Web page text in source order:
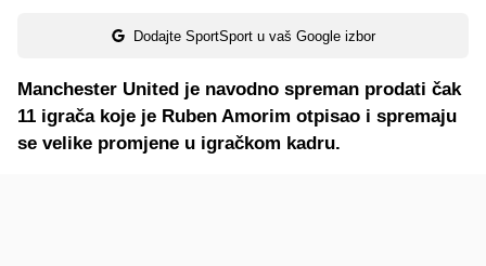
Dodajte SportSport u vaš Google izbor
Manchester United je navodno spreman prodati čak
11 igrača koje je Ruben Amorim otpisao i spremaju
se velike promjene u igračkom kadru.